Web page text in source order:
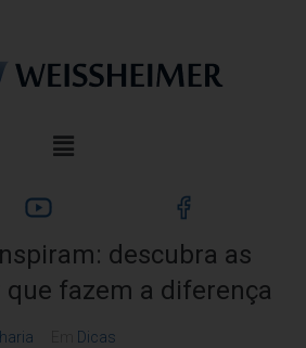
descubra as
que fazem a diferença
Dicas